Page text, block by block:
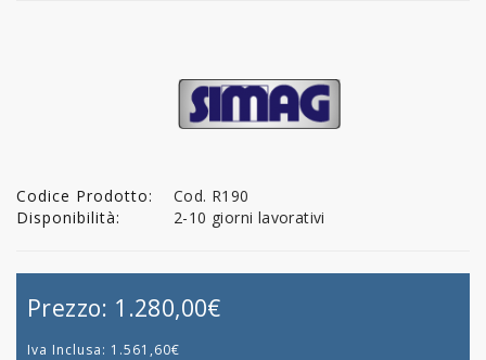
Codice Prodotto:
Cod. R190
Disponibilità:
2-10 giorni lavorativi
Prezzo: 1.280,00€
Iva Inclusa: 1.561,60€